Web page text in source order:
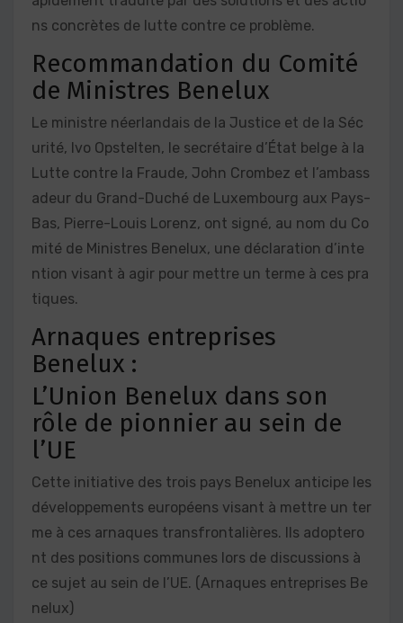
ns concrètes de lutte contre ce problème.
Recommandation du Comité
de Ministres Benelux
Le ministre néerlandais de la Justice et de la Séc
urité, Ivo Opstelten, le secrétaire d’État belge à la
Lutte contre la Fraude, John Crombez et l’ambass
adeur du Grand-Duché de Luxembourg aux Pays-
Bas, Pierre-Louis Lorenz, ont signé, au nom du Co
mité de Ministres Benelux, une déclaration d’inte
ntion visant à agir pour mettre un terme à ces pra
tiques.
Arnaques entreprises
Benelux :
L’Union Benelux dans son
rôle de pionnier au sein de
l’UE
Cette initiative des trois pays Benelux anticipe les
développements européens visant à mettre un ter
me à ces arnaques transfrontalières. Ils adoptero
nt des positions communes lors de discussions à
ce sujet au sein de l’UE. (Arnaques entreprises Be
nelux)